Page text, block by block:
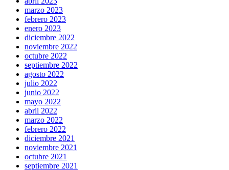
marzo 2023
febrero 2023
enero 2023
diciembre 2022
noviembre 2022
octubre 2022
septiembre 2022
agosto 2022
julio 2022
junio 2022
mayo 2022
abril 2022
marzo 2022
febrero 2022
diciembre 2021
noviembre 2021
octubre 2021
septiembre 2021